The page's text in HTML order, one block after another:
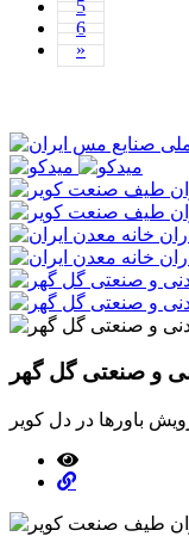
5
6
»
و صنعتی گل گهر
باورها در دل کویر